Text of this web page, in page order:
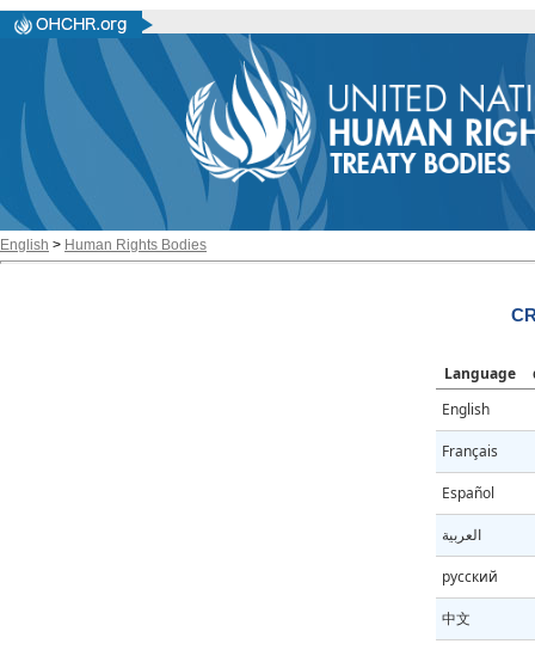
English > Human Rights Bodies
Language
English
Français
Español
العربية
русский
中文